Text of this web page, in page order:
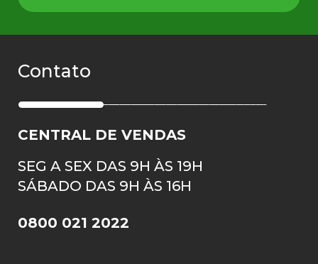
Contato
CENTRAL DE VENDAS
SEG A SEX DAS 9H ÀS 19H
SÁBADO DAS 9H ÀS 16H
0800 021 2022